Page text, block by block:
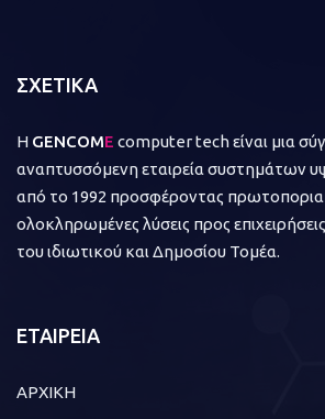
ΣΧΕΤΙΚΑ
Η GENCOME computer tech είναι μια
αναπτυσσόμενη εταιρεία συστημάτων
από το 1992 προσφέροντας
ολοκληρωμένες λύσεις προς
του ιδιωτικού και Δημοσίου Τομέα.
ΕΤΑΙΡΕΙΑ
ΑΡΧΙΚΗ